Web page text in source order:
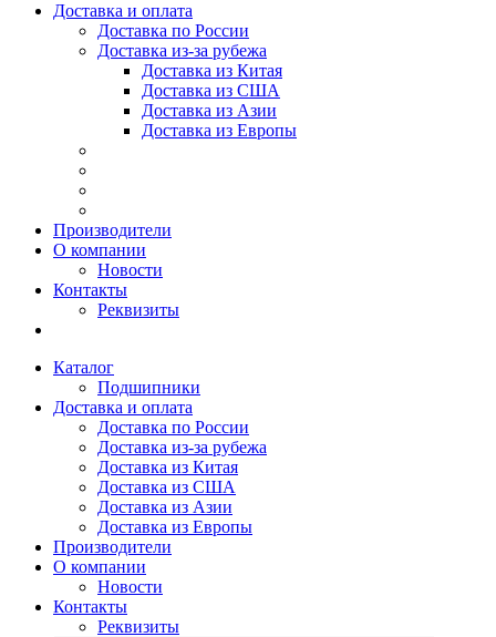
Доставка и оплата
Доставка по России
Доставка из-за рубежа
Доставка из Китая
Доставка из США
Доставка из Азии
Доставка из Европы
Производители
О компании
Новости
Контакты
Реквизиты
Каталог
Подшипники
Доставка и оплата
Доставка по России
Доставка из-за рубежа
Доставка из Китая
Доставка из США
Доставка из Азии
Доставка из Европы
Производители
О компании
Новости
Контакты
Реквизиты